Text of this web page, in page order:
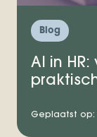
Blog
AI in
Geplaatst op: